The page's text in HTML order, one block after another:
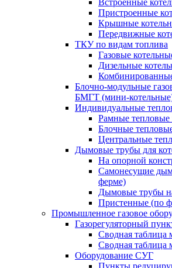
Встроенные
Пристроенные
Крышные
Передвижные
ТКУ по видам топлива
Газовые
Дизельные
Блочно-модульные
БМГТ (мини-
Индивидуальные
Рамные
Блочные
Центральные
Дымовые трубы для
На опорной
Самонесущие
ферме)
Дымовые трубы
Пристенные (по
Промышленное газовое
Газорегуляторный
Сводная
Сводная
Оборудование СУГ
Пункты